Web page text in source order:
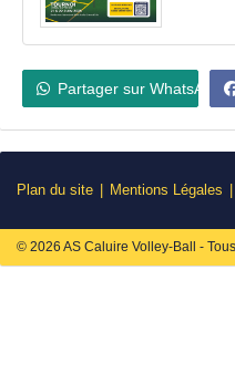
Partager sur WhatsApp
Plan du site Mentions Légales
© 2026 AS Caluire Volley-Ball -